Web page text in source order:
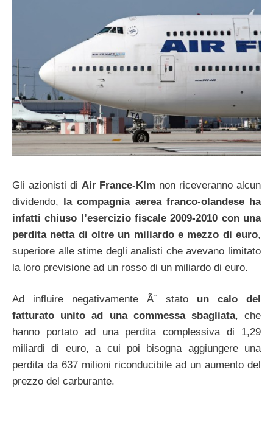
Gli azionisti di Air France-Klm non riceveranno alcun
dividendo, la compagnia aerea franco-olandese ha
infatti chiuso l’esercizio fiscale 2009-2010 con una
perdita netta di oltre un miliardo e mezzo di euro,
superiore alle stime degli analisti che avevano limitato
la loro previsione ad un rosso di un miliardo di euro.
Ad influire negativamente Ã¨ stato un calo del
fatturato unito ad una commessa sbagliata, che
hanno portato ad una perdita complessiva di 1,29
miliardi di euro, a cui poi bisogna aggiungere una
perdita da 637 milioni riconducibile ad un aumento del
prezzo del carburante.